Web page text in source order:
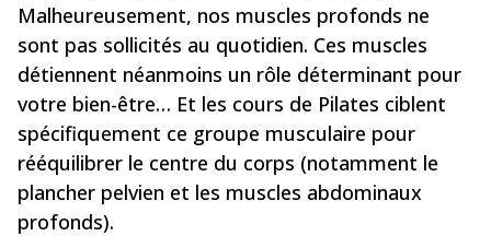
Malheureusement, nos muscles profonds ne
sont pas sollicités au quotidien. Ces muscles
détiennent néanmoins un rôle déterminant pour
votre bien-être… Et les cours de Pilates ciblent
spécifiquement ce groupe musculaire pour
rééquilibrer le centre du corps (notamment le
plancher pelvien et les muscles abdominaux
profonds).